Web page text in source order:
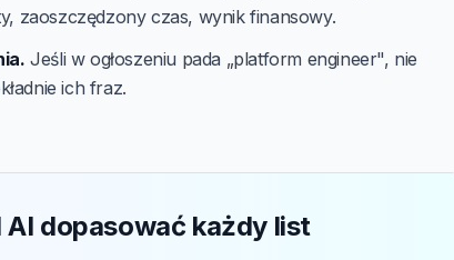
zaoszczędzony czas, wynik finansowy.
Jeśli w ogłoszeniu pada „platform engineer", nie
ich fraz.
dopasować każdy list